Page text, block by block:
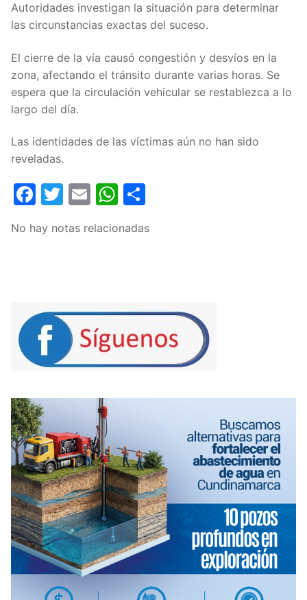
Autoridades investigan la situación para determinar
las circunstancias exactas del suceso.
El cierre de la vía causó congestión y desvíos en la
zona, afectando el tránsito durante varias horas. Se
espera que la circulación vehicular se restablezca a lo
largo del día.
Las identidades de las víctimas aún no han sido
reveladas.
Facebook
Twitter
EmailWhatsApp
No hay notas relacionadas